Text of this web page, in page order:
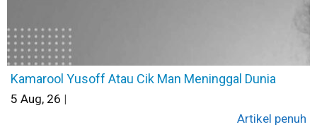
Kamarool Yusoff Atau Cik Man Meninggal Dunia
5 Aug, 26 |
Artikel penuh